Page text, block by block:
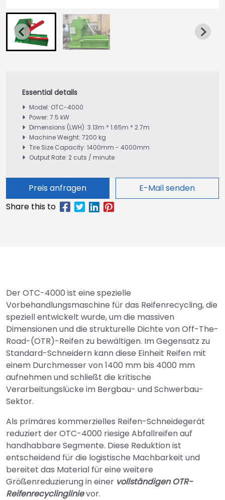
Model: OTC-4000
Power: 7.5 kW
Dimensions (LWH): 3.13m * 1.65m * 2.7m
Machine Weight: 7200 kg
Tire Size Capacity: 1400mm - 4000mm
Output Rate: 2 cuts / minute
Preis anfragen E-Mail senden
Der OTC-4000 ist eine spezielle
Vorbehandlungsmaschine für das Reifenrecycling, die
speziell entwickelt wurde, um die massiven
Dimensionen und die strukturelle Dichte von Off-The-
Road-(OTR)-Reifen zu bewältigen. Im Gegensatz zu
Standard-Schneidern kann diese Einheit Reifen mit
einem Durchmesser von 1400 mm bis 4000 mm
aufnehmen und schließt die kritische
Verarbeitungslücke im Bergbau- und Schwerbau-
Sektor.
Als primäres kommerzielles Reifen-Schneidegerät
reduziert der OTC-4000 riesige Abfallreifen auf
handhabbare Segmente. Diese Reduktion ist
entscheidend für die logistische Machbarkeit und
bereitet das Material für eine weitere
Größenreduzierung in einer vollständigen OTR-
Reifenrecyclinglinievor.